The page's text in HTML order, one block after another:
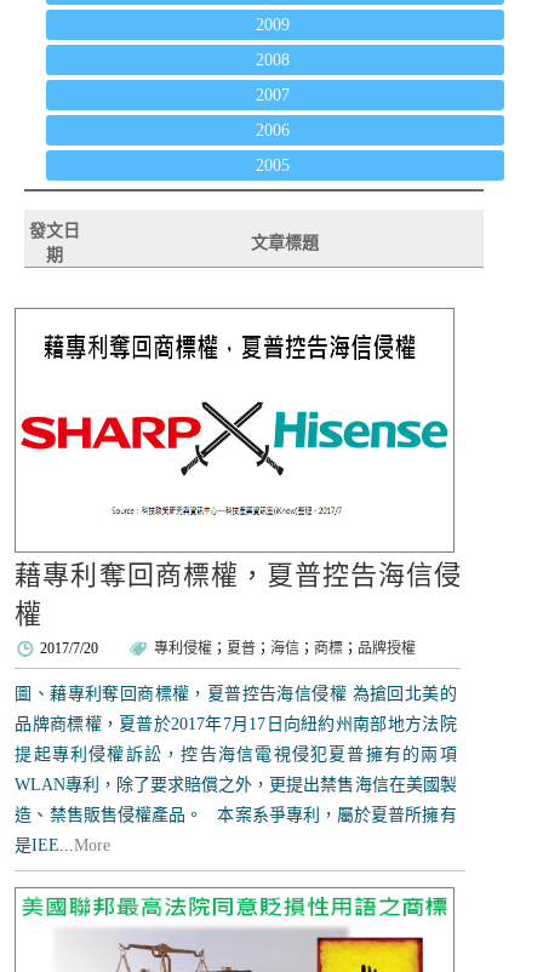
2009
2008
2007
2006
2005
發文日
期
文章標題
藉專利奪回商標權，夏普控告海信侵
權
2017/7/20 專利侵權 ； 夏普 ；海信 ； 商標 ； 品牌授權
圖、藉專利奪回商標權，夏普控告海信侵權 為搶回北美的
品牌商標權，夏普於2017年7月17日向紐約州南部地方法院
提起專利侵權訴訟，控告海信電視侵犯夏普擁有的兩項
WLAN專利，除了要求賠償之外，更提出禁售海信在美國製
造、禁售販售侵權產品。 本案系爭專利，屬於夏普所擁有
是IEE...More